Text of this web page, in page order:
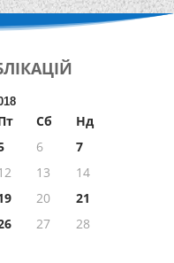
Сб
Нд
6
7
13
14
20
21
27
28